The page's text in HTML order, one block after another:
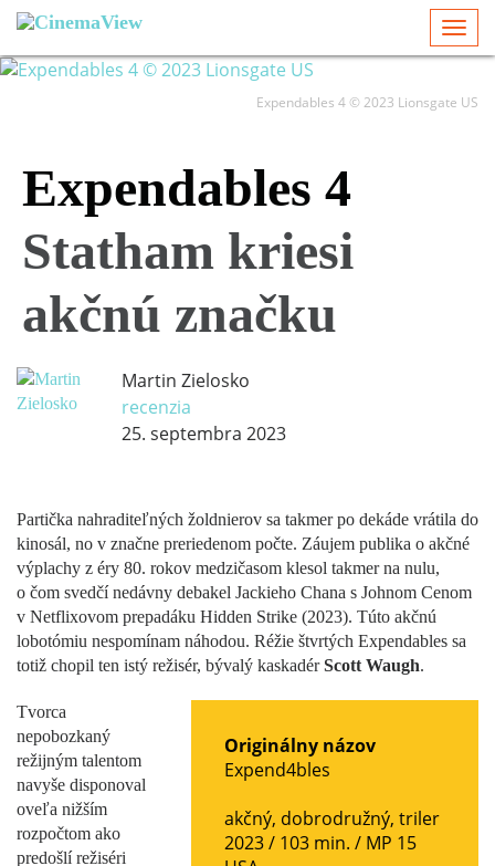
Expendables 4 © 2023 Lionsgate US
Expendables 4
Statham kriesi
akčnú značku
Martin Zielosko
recenzia
25. septembra 2023
Partička nahraditeľných žoldnierov sa takmer po dekáde vrátila do
kinosál, no v značne preriedenom počte. Záujem publika o akčné
výplachy z éry 80. rokov medzičasom klesol takmer na nulu,
o čom svedčí nedávny debakel Jackieho Chana s Johnom Cenom
v Netflixovom prepadáku Hidden Strike (2023). Túto akčnú
lobotómiu nespomínam náhodou. Réžie štvrtých Expendables sa
totiž chopil ten istý režisér, bývalý kaskadérScott Waugh.
Originálny názov
Expend4bles
akčný, dobrodružný, triler
2023 / 103 min. / MP 15
Tvorca
nepobozkaný
režijným talentom
navyše disponoval
oveľa nižším
rozpočtom ako
predošlí režiséri